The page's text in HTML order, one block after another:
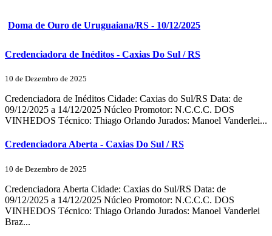
Doma de Ouro de Uruguaiana/RS - 10/12/2025
Credenciadora de Inéditos - Caxias Do Sul / RS
10 de Dezembro de 2025
Credenciadora de Inéditos Cidade: Caxias do Sul/RS Data: de
09/12/2025 a 14/12/2025 Núcleo Promotor: N.C.C.C. DOS
VINHEDOS Técnico: Thiago Orlando Jurados: Manoel Vanderlei...
Credenciadora Aberta - Caxias Do Sul / RS
10 de Dezembro de 2025
Credenciadora Aberta Cidade: Caxias do Sul/RS Data: de
09/12/2025 a 14/12/2025 Núcleo Promotor: N.C.C.C. DOS
VINHEDOS Técnico: Thiago Orlando Jurados: Manoel Vanderlei
Braz...